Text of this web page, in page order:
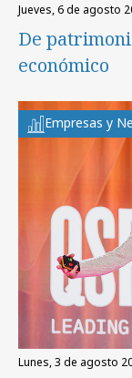
jueves, 6 de agosto
De
económico
Empresas y
lunes, 3 de agosto